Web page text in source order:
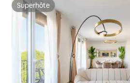
Superhôte
Superhôte